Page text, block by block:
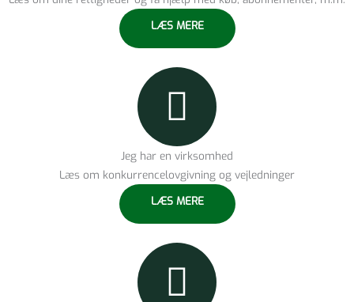
LÆS MERE
Jeg har en virksomhed
Læs om konkurrencelovgivning og vejledninger
LÆS MERE